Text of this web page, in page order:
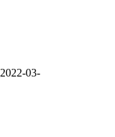
2022-03-